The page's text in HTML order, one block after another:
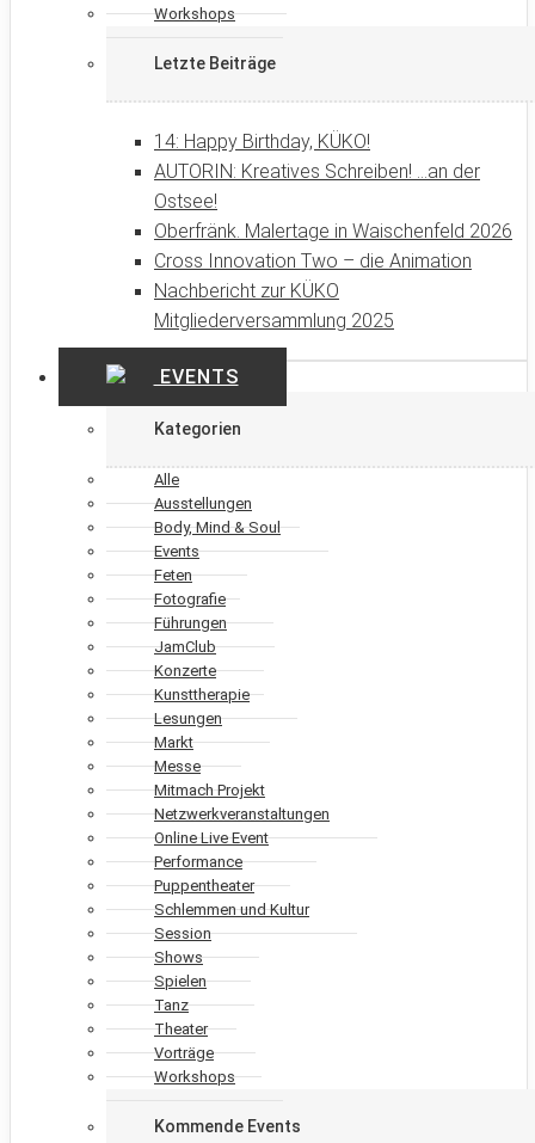
Workshops
Letzte Beiträge
14: Happy Birthday, KÜKO!
AUTORIN: Kreatives Schreiben! …an der
Ostsee!
Oberfränk. Malertage in Waischenfeld 2026
Cross Innovation Two – die Animation
Nachbericht zur KÜKO
Mitgliederversammlung 2025
EVENTS
Kategorien
Alle
Ausstellungen
Body, Mind & Soul
Events
Feten
Fotografie
Führungen
JamClub
Konzerte
Kunsttherapie
Lesungen
Markt
Messe
Mitmach Projekt
Netzwerkveranstaltungen
Online Live Event
Performance
Puppentheater
Schlemmen und Kultur
Session
Shows
Spielen
Tanz
Theater
Vorträge
Workshops
Kommende Events